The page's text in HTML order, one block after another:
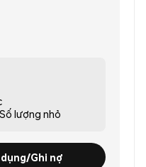
lượng nhỏ
Ghi nợ